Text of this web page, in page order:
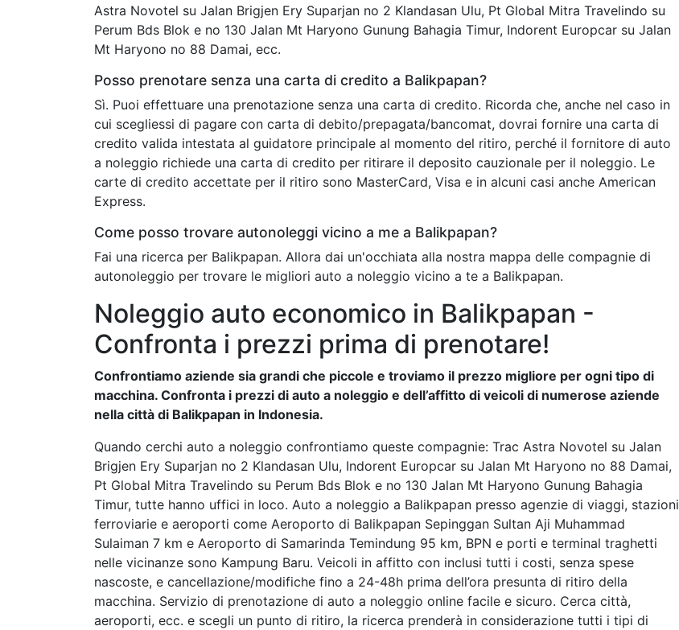
Astra Novotel su Jalan Brigjen Ery Suparjan no 2 Klandasan Ulu, Pt Global Mitra Travelindo su
Perum Bds Blok e no 130 Jalan Mt Haryono Gunung Bahagia Timur, Indorent Europcar su Jalan
Mt Haryono no 88 Damai, ecc.
Posso prenotare senza una carta di credito a Balikpapan?
Sì. Puoi effettuare una prenotazione senza una carta di credito. Ricorda che, anche nel caso in
cui scegliessi di pagare con carta di debito/prepagata/bancomat, dovrai fornire una carta di
credito valida intestata al guidatore principale al momento del ritiro, perché il fornitore di auto
a noleggio richiede una carta di credito per ritirare il deposito cauzionale per il noleggio. Le
carte di credito accettate per il ritiro sono MasterCard, Visa e in alcuni casi anche American
Express.
Come posso trovare autonoleggi vicino a me a Balikpapan?
Fai una ricerca per Balikpapan. Allora dai un'occhiata alla nostra mappa delle compagnie di
autonoleggio per trovare le migliori auto a noleggio vicino a te a Balikpapan.
Noleggio auto economico in Balikpapan -
Confronta i prezzi prima di prenotare!
Confrontiamo aziende sia grandi che piccole e troviamo il prezzo migliore per ogni tipo di
macchina. Confronta i prezzi di auto a noleggio e dell’affitto di veicoli di numerose aziende
nella città di Balikpapan in Indonesia.
Quando cerchi auto a noleggio confrontiamo queste compagnie: Trac Astra Novotel su Jalan
Brigjen Ery Suparjan no 2 Klandasan Ulu, Indorent Europcar su Jalan Mt Haryono no 88 Damai,
Pt Global Mitra Travelindo su Perum Bds Blok e no 130 Jalan Mt Haryono Gunung Bahagia
Timur, tutte hanno uffici in loco. Auto a noleggio a Balikpapan presso agenzie di viaggi, stazioni
ferroviarie e aeroporti come Aeroporto di Balikpapan Sepinggan Sultan Aji Muhammad
Sulaiman 7 km e Aeroporto di Samarinda Temindung 95 km, BPN e porti e terminal traghetti
nelle vicinanze sono Kampung Baru. Veicoli in affitto con inclusi tutti i costi, senza spese
nascoste, e cancellazione/modifiche fino a 24-48h prima dell’ora presunta di ritiro della
macchina. Servizio di prenotazione di auto a noleggio online facile e sicuro. Cerca città,
aeroporti, ecc. e scegli un punto di ritiro, la ricerca prenderà in considerazione tutti i tipi di